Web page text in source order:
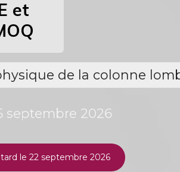
et
de la colonne
septembre 2026
le 22 septembre 2026